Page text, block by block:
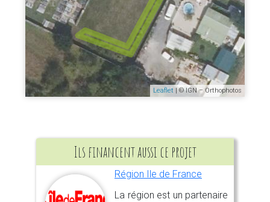
Leaflet | © IGN – Orthophotos
Ils financent aussi ce projet
Région Ile de France
La région est un partenaire